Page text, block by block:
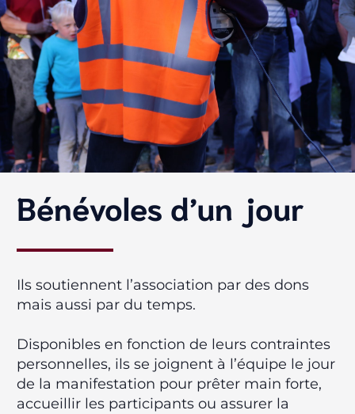
Bénévoles d’un jour
Ils soutiennent l’association par des dons
mais aussi par du temps.
Disponibles en fonction de leurs contraintes
personnelles, ils se joignent à l’équipe le jour
de la manifestation pour prêter main forte,
accueillir les participants ou assurer la